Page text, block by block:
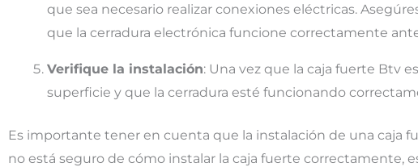
que sea necesario realizar conexiones eléctricas.
que la cerradura electrónica funcione correctamente
Verifique la instalación: Una vez que la caja fuerte Btv
superficie y que la cerradura esté funcionando
Es importante tener en cuenta que la instalación de una caja
no está seguro de cómo instalar la caja fuerte correctamente,